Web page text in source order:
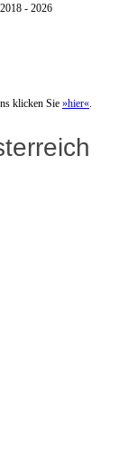
- 2026
klicken Sie »hier«.